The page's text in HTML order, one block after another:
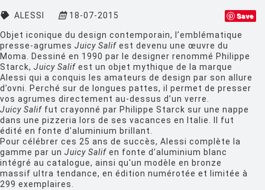
DESIGN HOUSE STOCKHOLM
DRIADE
EDRA
EGO PARIS
ESTABLISHED AND SONS
ETHNICRAFT
FATBOY
FERMOB
ALESSI 18-07-2015 Save
Objet iconique du design contemporain, l’emblématique
presse-agrumes Juicy Salif est devenu une œuvre du
Moma. Dessiné en 1990 par le designer renommé Philippe
Starck, Juicy Salif est un objet mythique de la marque
Alessi qui a conquis les amateurs de design par son allure
d’ovni. Perché sur de longues pattes, il permet de presser
vos agrumes directement au-dessus d’un verre.
Juicy Salif fut crayonné par Philippe Starck sur une nappe
dans une pizzeria lors de ses vacances en Italie. Il fut
édité en fonte d’aluminium brillant.
Pour célébrer ces 25 ans de succès, Alessi complète la
gamme par un Juicy Salif en fonte d’aluminium blanc
intégré au catalogue, ainsi qu'un modèle en bronze
massif ultra tendance, en édition numérotée et limitée à
299 exemplaires.